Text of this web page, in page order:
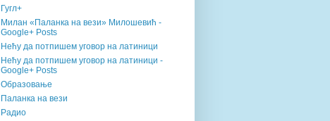
Гугл+
Милан «Паланка на вези» Милошевић -
Google+ Posts
Нећу да потпишем уговор на латиници
Нећу да потпишем уговор на латиници -
Google+ Posts
Образовање
Паланка на вези
Радио